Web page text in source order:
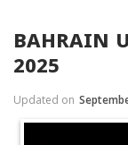
BAHRAIN
2025
Updated on